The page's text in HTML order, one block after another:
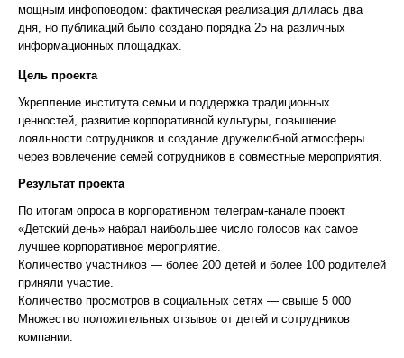
мощным инфоповодом: фактическая реализация длилась два
дня, но публикаций было создано порядка 25 на различных
информационных площадках.
Цель проекта
Укрепление института семьи и поддержка традиционных
ценностей, развитие корпоративной культуры, повышение
лояльности сотрудников и создание дружелюбной атмосферы
через вовлечение семей сотрудников в совместные мероприятия.
Результат проекта
По итогам опроса в корпоративном телеграм-канале проект
«Детский день» набрал наибольшее число голосов как самое
лучшее корпоративное мероприятие.
Количество участников — более 200 детей и более 100 родителей
приняли участие.
Количество просмотров в социальных сетях — свыше 5 000
Множество положительных отзывов от детей и сотрудников
компании.